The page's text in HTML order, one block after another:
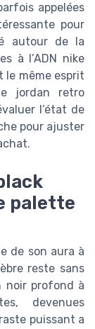
appelées
pour
autour de la
à l’ADN nike
le même esprit
jordan retro
l’état de
pour ajuster
palette
de son aura à
reste sans
noir profond à
devenues
puissant a